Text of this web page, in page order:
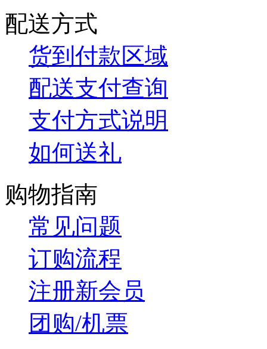
配送方式
货到付款区域
配送支付查询
支付方式说明
如何送礼
购物指南
常见问题
订购流程
注册新会员
团购/机票